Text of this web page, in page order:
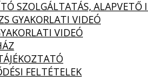
SZOLGÁLTATÁS, ALAPVETŐ
GYAKORLATI VIDEÓ
VIDEÓ
FELTÉTELEK